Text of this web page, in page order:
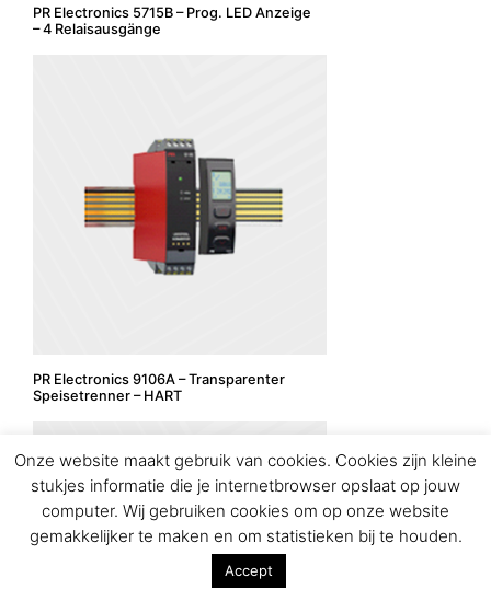
PR Electronics 5715B – Prog. LED Anzeige
– 4 Relaisausgänge
PR Electronics 9106A – Transparenter
Speisetrenner – HART
Onze website maakt gebruik van cookies. Cookies zijn kleine
stukjes informatie die je internetbrowser opslaat op jouw
computer. Wij gebruiken cookies om op onze website
gemakkelijker te maken en om statistieken bij te houden.
Accept